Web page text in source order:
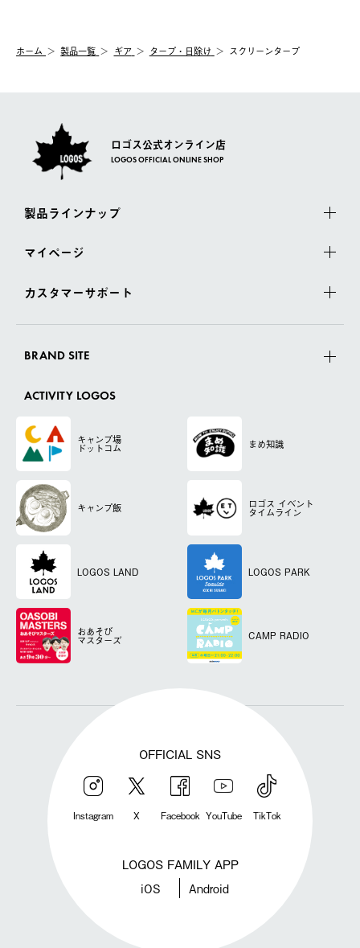
【配送業者】
佐川急便にて配送されます。
一度お手元の商品を返品いただき、ご希望商品を再注文してくだ
ホーム 製品一覧 ギア タープ・日除け スクリーンタープ
ロゴス公式オンライン店
LOGOS OFFICIAL ONLINE SHOP
製品ラインナップ
マイページ
カスタマーサポート
BRAND SITE
ACTIVITY LOGOS
キャンプ場
ドットコム まめ知識
キャンプ飯 ロゴス イベント
タイムライン
LOGOS LAND LOGOS PARK
おあそび
マスターズ CAMP RADIO
OFFICIAL SNS
Instagram X Facebook YouTube TikTok
LOGOS FAMILY APP
iOS Android